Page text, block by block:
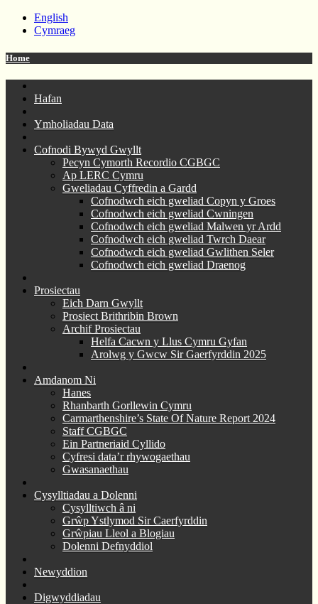
English
Cymraeg
Home
Hafan
Ymholiadau Data
Cofnodi Bywyd Gwyllt
Pecyn Cymorth Recordio CGBGC
Ap LERC Cymru
Gweliadau Cyffredin a Gardd
Cofnodwch eich gweliad Copyn y Groes
Cofnodwch eich gweliad Cwningen
Cofnodwch eich gweliad Malwen yr Ardd
Cofnodwch eich gweliad Twrch Daear
Cofnodwch eich gweliad Gwlithen Seler
Cofnodwch eich gweliad Draenog
Prosiectau
Eich Darn Gwyllt
Prosiect Brithribin Brown
Archif Prosiectau
Helfa Cacwn y Llus Cymru Gyfan
Arolwg y Gwcw Sir Gaerfyrddin 2025
Amdanom Ni
Hanes
Rhanbarth Gorllewin Cymru
Carmarthenshire’s State Of Nature Report 2024
Staff CGBGC
Ein Partneriaid Cyllido
Cyfresi data’r rhywogaethau
Gwasanaethau
Cysylltiadau a Dolenni
Cysylltiwch â ni
Grŵp Ystlymod Sir Caerfyrddin
Grŵpiau Lleol a Blogiau
Dolenni Defnyddiol
Newyddion
Digwyddiadau